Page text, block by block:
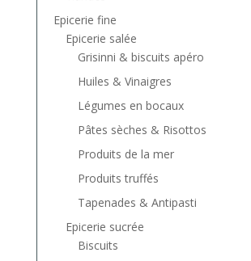
Epicerie fine
Epicerie salée
Grisinni & biscuits apéro
Huiles & Vinaigres
Légumes en bocaux
Pâtes sèches & Risottos
Produits de la mer
Produits truffés
Tapenades & Antipasti
Epicerie sucrée
Biscuits